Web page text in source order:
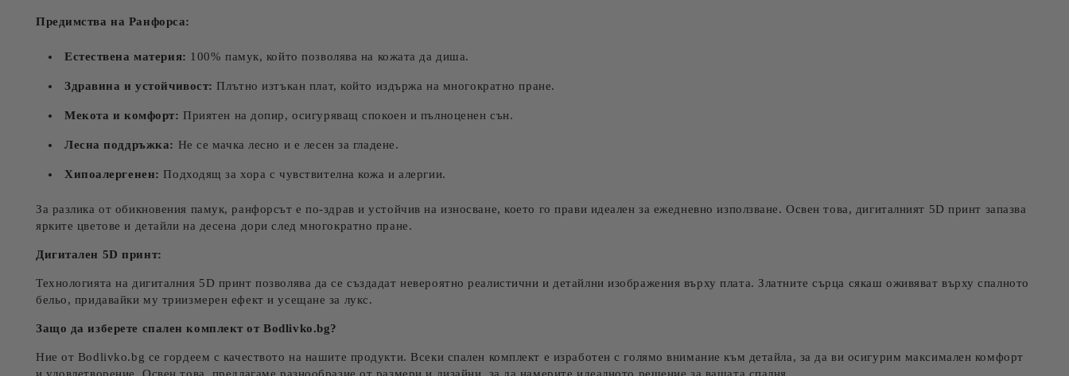
Предимства на Ранфорса:
Естествена материя: 100% памук, който позволява на кожата да диша.
Здравина и устойчивост: Плътно изтъкан плат, който издържа на многократно пране.
Мекота и комфорт: Приятен на допир, осигуряващ спокоен и пълноценен сън.
Лесна поддръжка: Не се мачка лесно и е лесен за гладене.
Хипоалергенен: Подходящ за хора с чувствителна кожа и алергии.
За разлика от обикновения памук, ранфорсът е по-здрав и устойчив на износване, което го прави идеален за ежедневно използване. Освен това, дигиталният 5D принт запазва
ярките цветове и детайли на десена дори след многократно пране.
Дигитален 5D принт:
Технологията на дигиталния 5D принт позволява да се създадат невероятно реалистични и детайлни изображения върху плата. Златните сърца сякаш оживяват върху спалното
бельо, придавайки му триизмерен ефект и усещане за лукс.
Защо да изберете спален комплект от Bodlivko.bg?
Ние от Bodlivko.bg се гордеем с качеството на нашите продукти. Всеки спален комплект е изработен с голямо внимание към детайла, за да ви осигурим максимален комфорт